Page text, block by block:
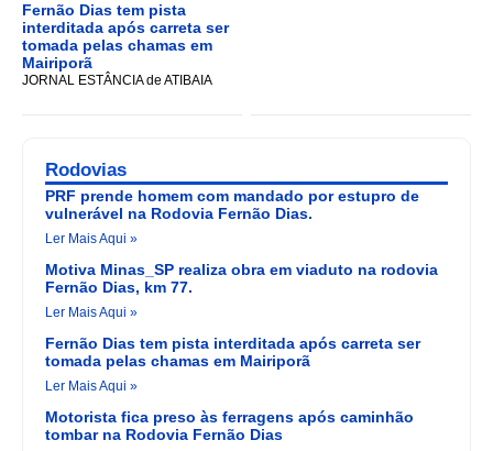
Fernão Dias tem pista
interditada após carreta ser
tomada pelas chamas em
Mairiporã
JORNAL ESTÂNCIA de ATIBAIA
Rodovias
PRF prende homem com mandado por estupro de
vulnerável na Rodovia Fernão Dias.
Ler Mais Aqui »
Motiva Minas_SP realiza obra em viaduto na rodovia
Fernão Dias, km 77.
Ler Mais Aqui »
Fernão Dias tem pista interditada após carreta ser
tomada pelas chamas em Mairiporã
Ler Mais Aqui »
Motorista fica preso às ferragens após caminhão
tombar na Rodovia Fernão Dias